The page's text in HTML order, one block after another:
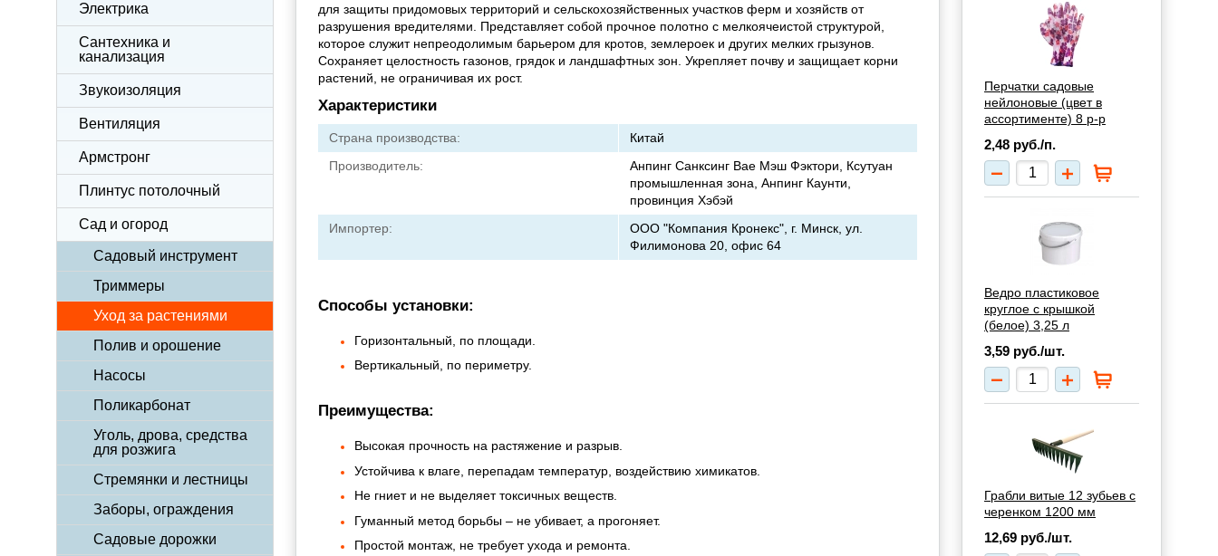
Электрика
Сантехника и
канализация
Звукоизоляция
Вентиляция
Армстронг
Плинтус потолочный
Сад и огород
Садовый инструмент
Триммеры
Уход за растениями
Полив и орошение
Насосы
Поликарбонат
Уголь, дрова, средства
для розжига
Стремянки и лестницы
Заборы, ограждения
Садовые дорожки
для защиты придомовых территорий и сельскохозяйственных участков ферм и хозяйств от
разрушения вредителями. Представляет собой прочное полотно с мелкоячеистой структурой,
которое служит непреодолимым барьером для кротов, землероек и других мелких грызунов.
Сохраняет целостность газонов, грядок и ландшафтных зон. Укрепляет почву и защищает корни
растений, не ограничивая их рост.
Характеристики
Страна производства:
Китай
Производитель:
Анпинг Санксинг Вае Мэш Фэктори, Ксутуан
промышленная зона, Анпинг Каунти,
провинция Хэбэй
Импортер:
ООО "Компания Кронекс", г. Минск, ул.
Филимонова 20, офис 64
Способы установки:
Горизонтальный, по площади.
Вертикальный, по периметру.
Преимущества:
Высокая прочность на растяжение и разрыв.
Устойчива к влаге, перепадам температур, воздействию химикатов.
Не гниет и не выделяет токсичных веществ.
Гуманный метод борьбы – не убивает, а прогоняет.
Простой монтаж, не требует ухода и ремонта.
Перчатки садовые
нейлоновые (цвет в
ассортименте) 8 р-р
2,48 руб./п.
Ведро пластиковое
круглое с крышкой
(белое) 3,25 л
3,59 руб./шт.
Грабли витые 12 зубьев с
черенком 1200 мм
12,69 руб./шт.